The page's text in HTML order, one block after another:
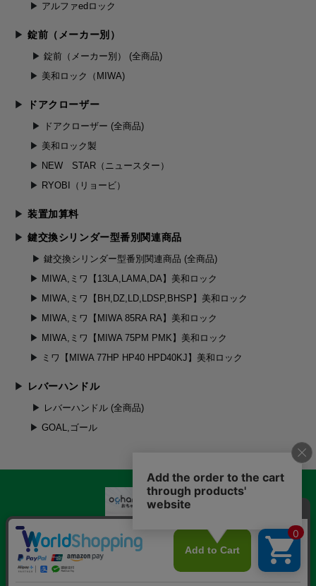
アルファedロック
錠前（メーカー別）
錠前（メーカー別） (全商品)
美和ロック（MIWA)
ドアクローザー
ドアクローザー (全商品)
美和ロック製
NEW STAR（ニュースター）
RYOBI（リョービ）
装置加算料
鍵交換シリンダー型番別関連商品
鍵交換シリンダー型番別関連商品 (全商品)
MIWA,ミワ【13LA,LAMA,DA】美和ロック
MIWA,ミワ【BH,DZ,LD,LDSP,BHSP】美和ロック
MIWA,ミワ【MIWA 85RA RA】美和ロック
MIWA,ミワ【MIWA 75PM PMK】美和ロック
ミワ【MIWA 77HP HP40 HPD40KJ】美和ロック
レバーハンドル
レバーハンドル (全商品)
GOAL,ゴール